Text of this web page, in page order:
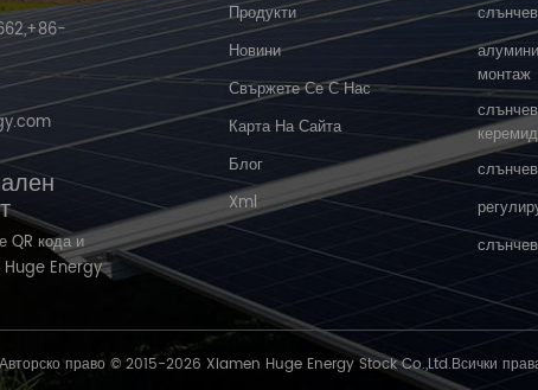
QR кода и
Huge Energy
Продукти
Новини
Свържете Се С Нас
Карта На Сайта
Блог
Xml
монтаж
Авторско право © 2015-2026 Xiamen Huge Energy Stock Co.,Ltd.Всички